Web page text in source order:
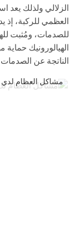
الزلالي ولذلك يعد
العظمي للركبة، إذ
للصدمات، ومُثبت
الهيالورونيك
الناتجة عن الصدمات
مشاكل العظام لدي